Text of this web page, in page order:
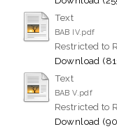
Text
BAB IV.pdf
Restricted to
Download
Text
BAB V.pdf
Restricted to
Download